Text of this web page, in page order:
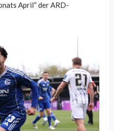
April“ der ARD-